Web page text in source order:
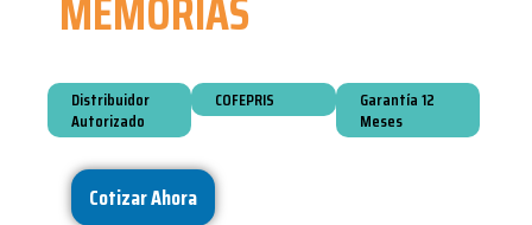
Distribuidor
Autorizado
COFEPRIS
Garantía 12
Meses
Cotizar Ahora